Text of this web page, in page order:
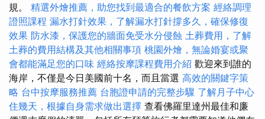
規。 精選外燴推薦，助您找到最適合的餐飲方案 經絡調理
證照課程 漏水打針效果，了解漏水打針撐多久，確保修復
效果 防水漆，保護您的牆面免受水分侵蝕 土葬費用，了解
土葬的費用結構及其他相關事項 桃園外燴，無論婚宴或聚
會都能滿足您的口味 經絡按摩課程費用介紹 歡迎來到誰的
海岸，不僅是今日美國前十名，而且當選 高效的關鍵字策
略 台中按摩服務推薦 台胞證申請的完整步驟 了解月子中心
住幾天，根據自身需求做出選擇 查看佛羅里達州最佳和廉